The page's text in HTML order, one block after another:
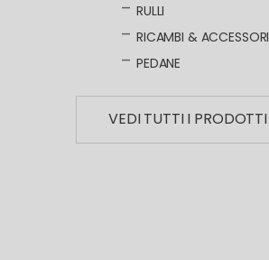
RULLI
RICAMBI & ACCESSORI
PEDANE
VEDI TUTTI I PRODOTTI